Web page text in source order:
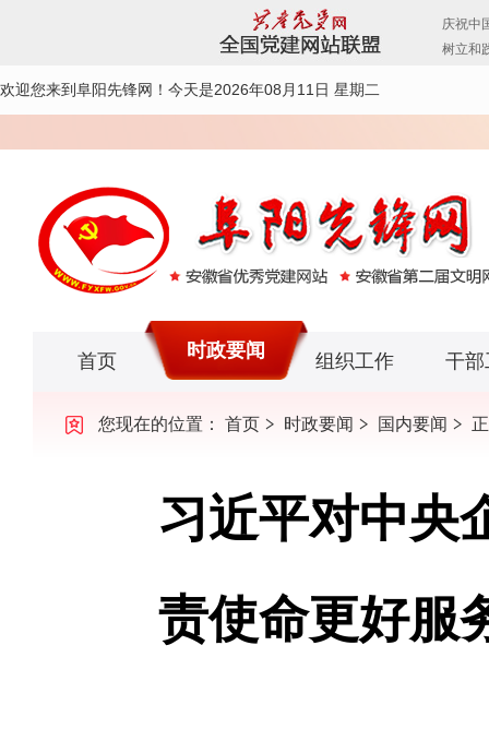
欢迎您来到阜阳先锋网！ 今天是2026年08月11日 星期二
首页 时政要闻 组织工作 干部
您现在的位置： 首页 时政要闻 国内要闻
习近平对中央
责使命更好服